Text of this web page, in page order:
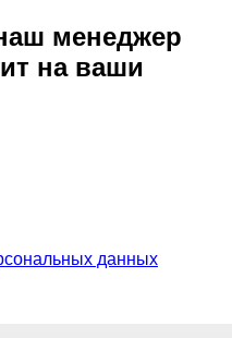
менеджер
на ваши
данных